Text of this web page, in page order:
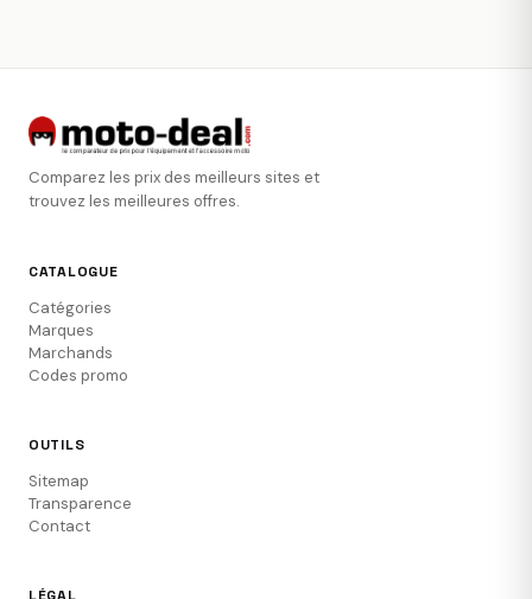
Comparez les prix des meilleurs sites et
trouvez les meilleures offres.
CATALOGUE
Catégories
Marques
Marchands
Codes promo
OUTILS
Sitemap
Transparence
Contact
LÉGAL